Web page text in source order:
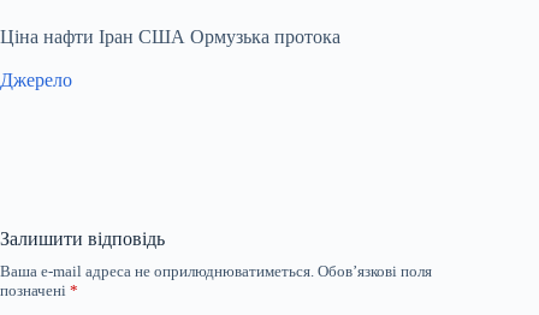
Ціна нафти Іран США Ормузька протока
Джерело
Залишити відповідь
Ваша e-mail адреса не оприлюднюватиметься. Обов’язкові поля
позначені *